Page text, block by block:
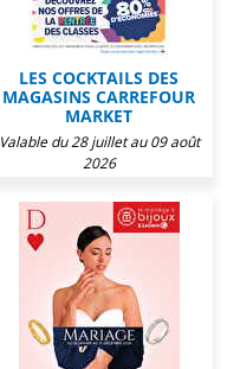
LES COCKTAILS DES
MAGASINS CARREFOUR
MARKET
Valable du 28 juillet au 09 août
2026